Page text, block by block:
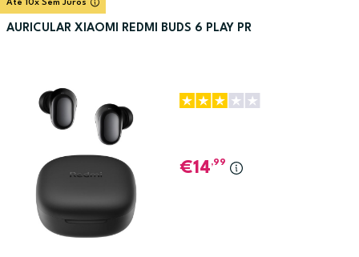
Até 10x Sem Juros
AURICULAR XIAOMI REDMI BUDS 6 PLAY PR
14,99